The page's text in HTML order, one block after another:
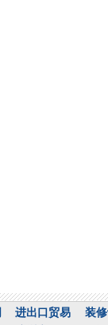
进出口贸易 装